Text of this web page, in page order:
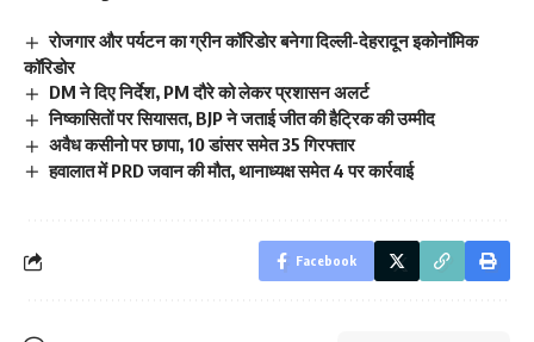
रोजगार और पर्यटन का ग्रीन कॉरिडोर बनेगा दिल्ली-देहरादून इकोनॉमिक
कॉरिडोर
DM ने दिए निर्देश, PM दौरे को लेकर प्रशासन अलर्ट
निष्कासितों पर सियासत, BJP ने जताई जीत की हैट्रिक की उम्मीद
अवैध कसीनो पर छापा, 10 डांसर समेत 35 गिरफ्तार
हवालात में PRD जवान की मौत, थानाध्यक्ष समेत 4 पर कार्रवाई
Facebook